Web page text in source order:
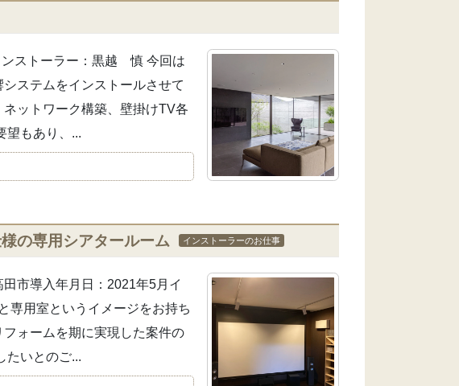
ンストーラー：黒越 慎 今回は
ステムをインストールさせて
ットワーク構築、壁掛けTV各
望もあり、...
の専用シアタールーム インストーラーのお仕事
市導入年月日：2021年5月イ
専用室というイメージをお持ち
ォームを期に実現した案件の
たいとのご...